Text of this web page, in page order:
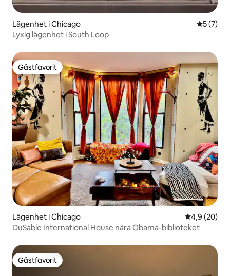
Lägenhet i Chicago 5 av 5 i
5 (7)
Lyxig lägenhet i South Loop
Gästfavorit
Gästfavorit
Lägenhet i Chicago 4,9 av 5 i
4,9 (20)
DuSable International House nära Obama-biblioteket
Gästfavorit
Gästfavorit